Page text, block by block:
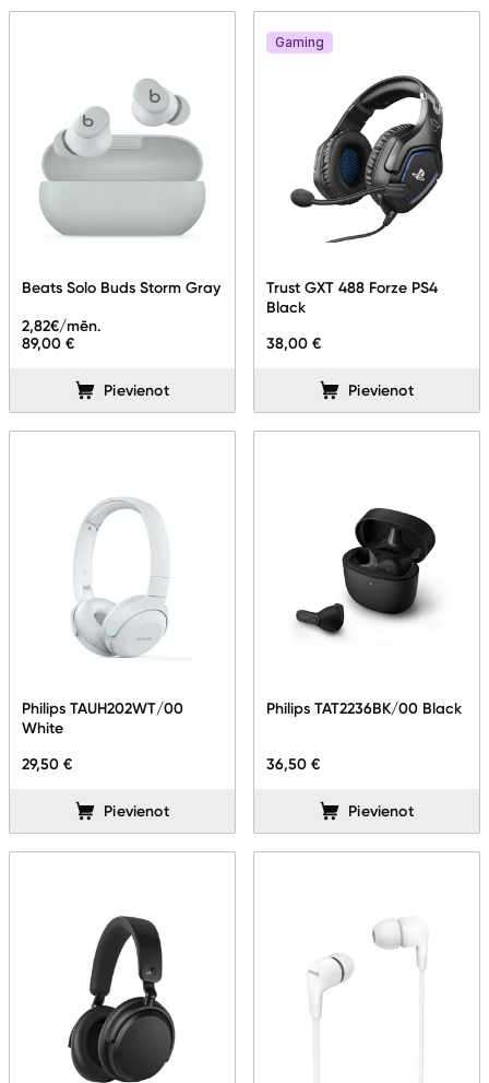
Beats Solo Buds Storm Gray
89,00 €
2,82€/mēn.
Pievienot
Gaming
Trust GXT 488 Forze PS4
Black
38,00 €
Pievienot
Philips TAUH202WT/00
White
29,50 €
Pievienot
Philips TAT2236BK/00 Black
36,50 €
Pievienot